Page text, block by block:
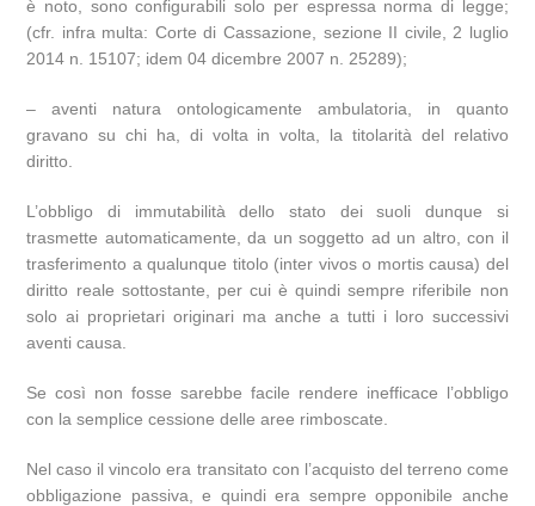
è noto, sono configurabili solo per espressa norma di legge;
(cfr. infra multa: Corte di Cassazione, sezione II civile, 2 luglio
2014 n. 15107; idem 04 dicembre 2007 n. 25289);
– aventi natura ontologicamente ambulatoria, in quanto
gravano su chi ha, di volta in volta, la titolarità del relativo
diritto.
L’obbligo di immutabilità dello stato dei suoli dunque si
trasmette automaticamente, da un soggetto ad un altro, con il
trasferimento a qualunque titolo (inter vivos o mortis causa) del
diritto reale sottostante, per cui è quindi sempre riferibile non
solo ai proprietari originari ma anche a tutti i loro successivi
aventi causa.
Se così non fosse sarebbe facile rendere inefficace l’obbligo
con la semplice cessione delle aree rimboscate.
Nel caso il vincolo era transitato con l’acquisto del terreno come
obbligazione passiva, e quindi era sempre opponibile anche